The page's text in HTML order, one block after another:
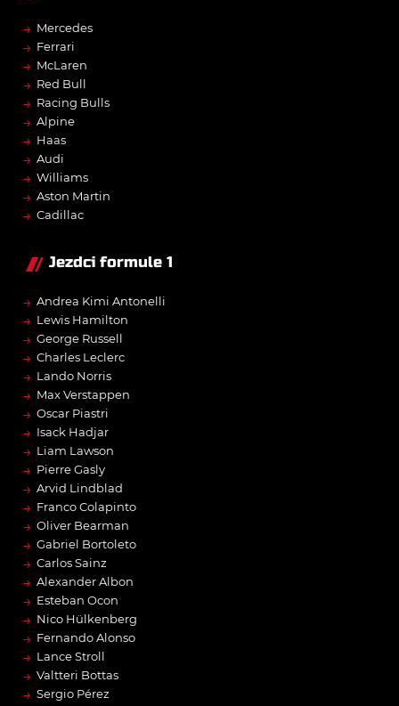
→ Mercedes
→ Ferrari
→ McLaren
→ Red Bull
→ Racing Bulls
→ Alpine
→ Haas
→ Audi
→ Williams
→ Aston Martin
→ Cadillac
Jezdci formule 1
→ Andrea Kimi Antonelli
→ Lewis Hamilton
→ George Russell
→ Charles Leclerc
→ Lando Norris
→ Max Verstappen
→ Oscar Piastri
→ Isack Hadjar
→ Liam Lawson
→ Pierre Gasly
→ Arvid Lindblad
→ Franco Colapinto
→ Oliver Bearman
→ Gabriel Bortoleto
→ Carlos Sainz
→ Alexander Albon
→ Esteban Ocon
→ Nico Hülkenberg
→ Fernando Alonso
→ Lance Stroll
→ Valtteri Bottas
→ Sergio Pérez